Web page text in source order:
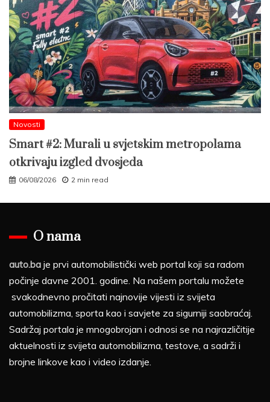
Novosti
Smart #2: Murali u svjetskim metropolama
otkrivaju izgled dvosjeda
06/08/2026 2 min read
O nama
auto.ba je prvi automobilistički web portal koji sa radom
počinje davne 2001. godine. Na našem portalu možete
svakodnevno pročitati najnovije vijesti iz svijeta
automobilizma, sporta kao i savjete za sigurniji saobraćaj.
Sadržaj portala je mnogobrojan i odnosi se na najrazličitije
aktuelnosti iz svijeta automobilizma, testove, a sadrži i
brojne linkove kao i video izdanje.